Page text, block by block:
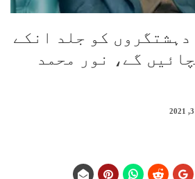
کو جلد انکے
گے، نور محمد